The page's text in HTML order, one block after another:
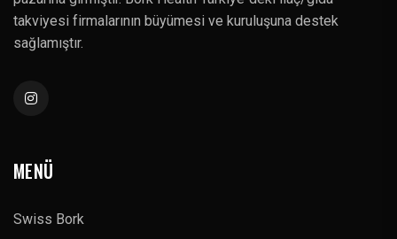
takviyesi firmalarının büyümesi ve kuruluşuna destek
sağlamıştır.
MENÜ
Swiss Bork